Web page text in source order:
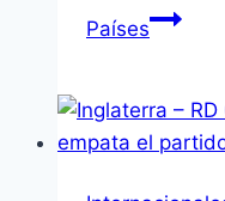
Países